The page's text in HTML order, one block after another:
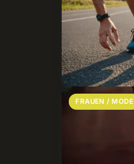
FRAUEN / MODE